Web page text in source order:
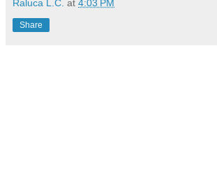
Raluca L.C. at 4:03 PM
Share